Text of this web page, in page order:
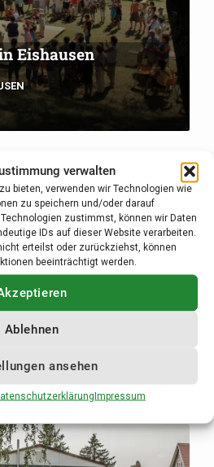
verwalten
bieten, verwenden wir Technologien wie
zu speichern und/oder darauf
zustimmst, können wir Daten
IDs auf dieser Website verarbeiten.
erteilst oder zurückziehst, können
beeinträchtigt werden.
Ablehnen
ansehen
Impressum
Eishausen